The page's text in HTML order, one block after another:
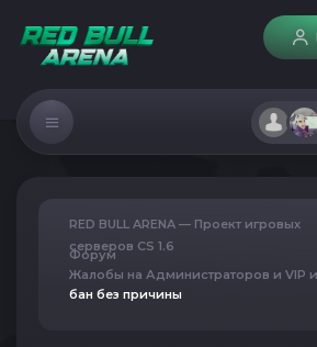
RED BULL ARENA — Проект игровых
серверов CS 1.6
Форум
Жалобы на Администраторов и VIP
бан без причины